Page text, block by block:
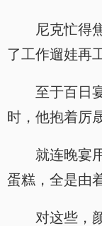
尼克忙得
了工作遛娃再
至于百日
时，他抱着厉
就连晚宴
蛋糕，全是由
对这些，